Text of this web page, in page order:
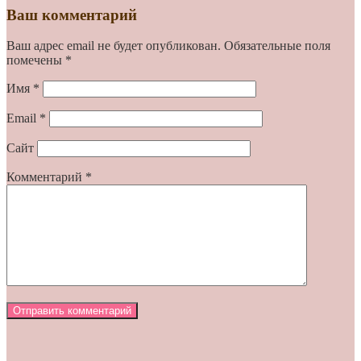
Ваш комментарий
Ваш адрес email не будет опубликован. Обязательные поля
помечены *
Имя *
Email *
Сайт
Комментарий *